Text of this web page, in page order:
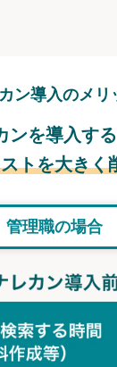
ン導入のメリ
ンを導入する
トを大きく
管理職の場合